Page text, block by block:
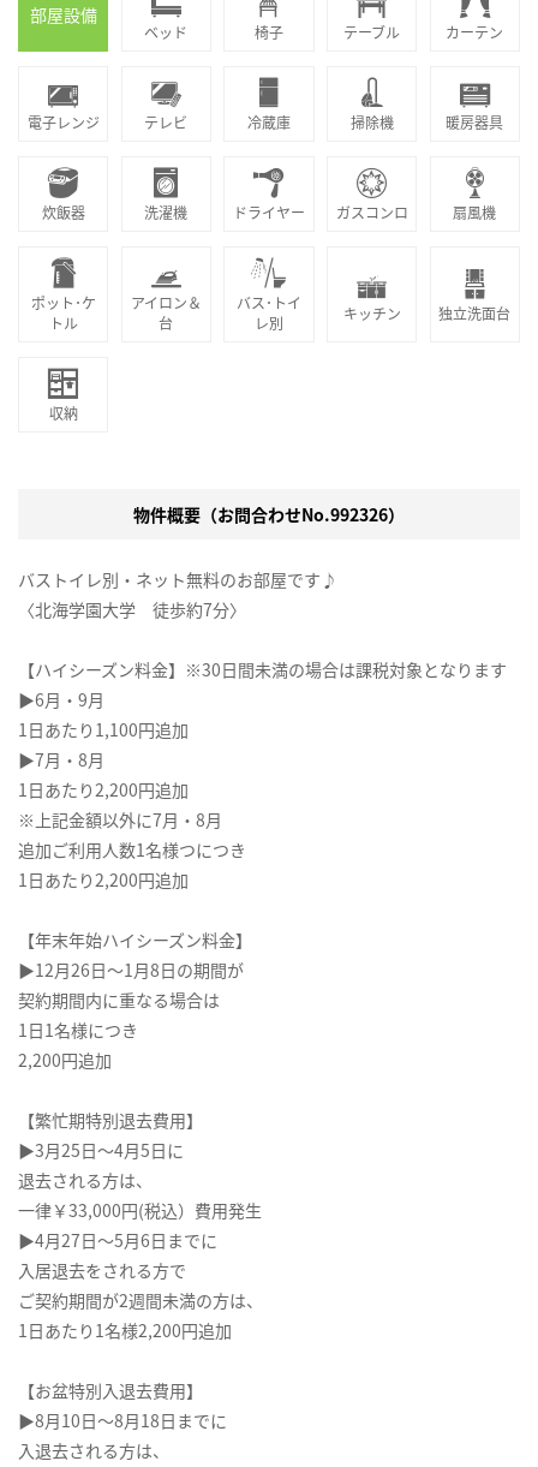
部屋設備
ベッド 椅子 テーブル カーテン
電子レンジ テレビ 冷蔵庫 掃除機 暖房器具
炊飯器 洗濯機 ドライヤー ガスコンロ 扇風機
ポット･ケ
トル
アイロン＆
台
バス･トイ
レ別
キッチン 独立洗面台
収納
物件概要（お問合わせNo.992326）
バストイレ別・ネット無料のお部屋です♪
〈北海学園大学 徒歩約7分〉
【ハイシーズン料金】※30日間未満の場合は課税対象となります
▶6月・9月
1日あたり1,100円追加
▶7月・8月
1日あたり2,200円追加
※上記金額以外に7月・8月
追加ご利用人数1名様つにつき
1日あたり2,200円追加
【年末年始ハイシーズン料金】
▶12月26日～1月8日の期間が
契約期間内に重なる場合は
1日1名様につき
2,200円追加
【繁忙期特別退去費用】
▶3月25日～4月5日に
退去される方は、
一律￥33,000円(税込）費用発生
▶4月27日～5月6日までに
入居退去をされる方で
ご契約期間が2週間未満の方は、
1日あたり1名様2,200円追加
【お盆特別入退去費用】
▶8月10日～8月18日までに
入退去される方は、